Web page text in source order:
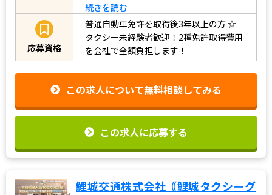
続きを読む
応募資格
普通自動車免許を取得後3年以上の方☆
タクシー未経験者歓迎！2種免許取得費用
を会社で全額負担します！
この求人について無料相談してみる
この求人に応募する
鯉城交通株式会社｟鯉城タクシーグ